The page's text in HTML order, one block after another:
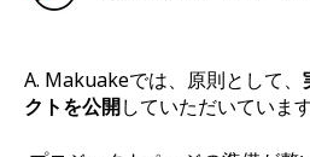
A. Makuakeでは、原則として、
クトを公開していただいています